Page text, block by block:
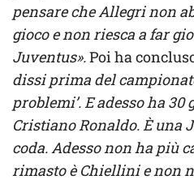
pensare che Allegri non
gioco e non riesca a far
Juventus».Poi ha
dissi prima del
problemi’. E adesso ha
Cristiano Ronaldo. È una
coda. Adesso non ha più
rimasto è Chiellini e non